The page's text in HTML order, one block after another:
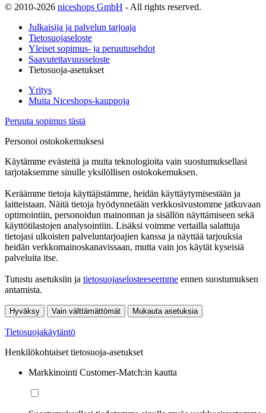
© 2010-2026 niceshops GmbH - All rights reserved.
Julkaisija ja palvelun tarjoaja
Tietosuojaseloste
Yleiset sopimus- ja peruutusehdot
Saavutettavuusseloste
Tietosuoja-asetukset
Yritys
Muita Niceshops-kauppoja
Peruuta sopimus tästä
Personoi ostokokemuksesi
Käytämme evästeitä ja muita teknologioita vain suostumuksellasi
tarjotaksemme sinulle yksilöllisen ostokokemuksen.
Keräämme tietoja käyttäjistämme, heidän käyttäytymisestään ja
laitteistaan. Näitä tietoja hyödynnetään verkkosivustomme jatkuvaan
optimointiin, personoidun mainonnan ja sisällön näyttämiseen sekä
käyttötilastojen analysointiin. Lisäksi voimme vertailla salattuja
tietojasi ulkoisten palveluntarjoajien kanssa ja näyttää tarjouksia
heidän verkkomainoskanavissaan, mutta vain jos käytät kyseisiä
palveluita itse.
Tutustu asetuksiin ja tietosuojaselosteeseemme ennen suostumuksen
antamista.
Hyväksy Vain välttämättömät Mukauta asetuksia
Tietosuojakäytäntö
Henkilökohtaiset tietosuoja-asetukset
Markkinointi Customer-Match:in kautta